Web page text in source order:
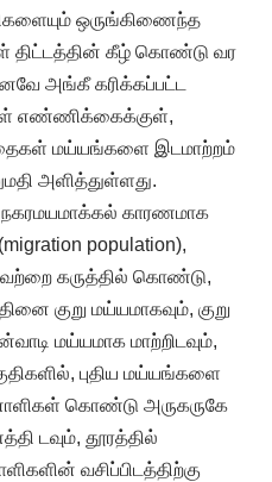
ஒருங்கிணைந்த
திட்டத்தின் கீழ் கொண்டு வர
அங்கீ கரிக்கப்பட்ட
எண்ணிக்கைக்குள்,
மய்யங்களை இடமாற்றம்
அளித்துள்ளது.
காரணமாக
population),
கருத்தில் கொண்டு,
குறு மய்யமாகவும், குறு
மய்யமாக மாற்றிடவும்,
புதிய மய்யங்களை
கொண்டு அருகருகே
டவும், தூரத்தில்
வசிப்பிடத்திற்கு